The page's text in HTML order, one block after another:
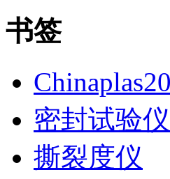
书签
密封试验仪
撕裂度仪